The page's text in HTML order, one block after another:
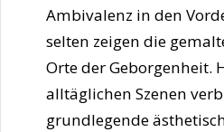
Ambivalenz in den
selten zeigen die
Orte der Geborgenheit.
alltäglichen Szenen
grundlegende